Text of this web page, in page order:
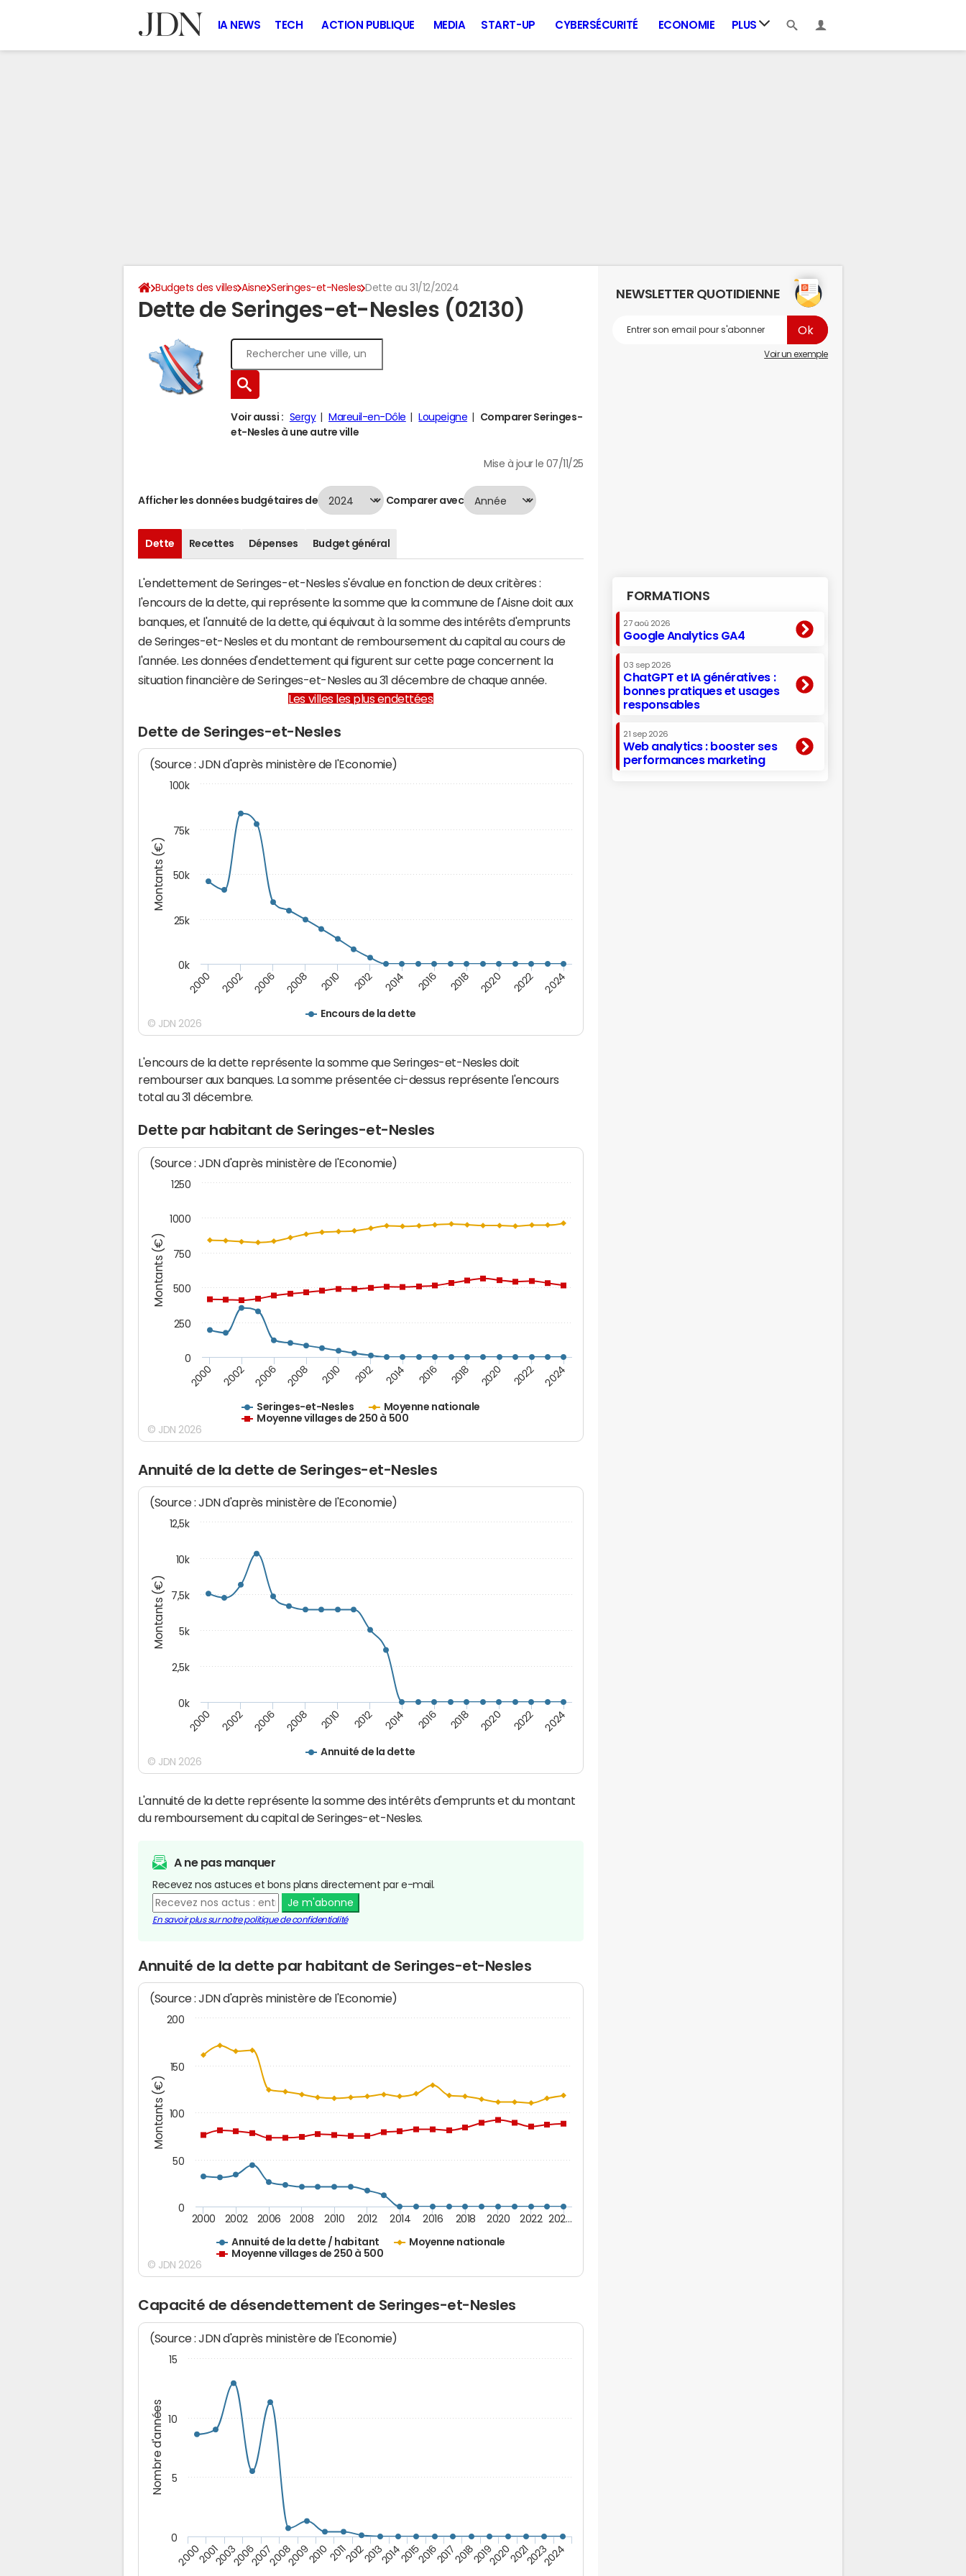
IA NEWS TECH ACTION PUBLIQUE MEDIA START-UP CYBERSÉCURITÉ ECONOMIE PLUS
Budgets des villes Aisne Seringes-et-Nesles Dette au 31/12/2024
Dette de Seringes-et-Nesles (02130)
Voir aussi : Sergy Mareuil-en-Dôle Loupeigne
Comparer Seringes-
et-Nesles à une autre ville
Mise à jour le 07/11/25
Afficher les données budgétaires de Comparer avec
Dette Recettes Dépenses Budget général
L'endettement de Seringes-et-Nesles s'évalue en fonction de deux critères :
l'encours de la dette, qui représente la somme que la commune de l'Aisne doit aux
banques, et l'annuité de la dette, qui équivaut à la somme des intérêts d'emprunts
de Seringes-et-Nesles et du montant de remboursement du capital au cours de
l'année. Les données d'endettement qui figurent sur cette page concernent la
situation financière de Seringes-et-Nesles au 31 décembre de chaque année.
Les villes les plus endettées
Dette de Seringes-et-Nesles
Montants (€)
(Source : JDN d'après ministère de l'Economie)
Encours de la dette
2000 2002 2006 2008 2010 2012 2014 2016 2018 2020 2022 2024
0k
25k
50k
75k
100k
© JDN 2026
L'encours de la dette représente la somme que Seringes-et-Nesles doit
rembourser aux banques. La somme présentée ci-dessus représente l'encours
total au 31 décembre.
Dette par habitant de Seringes-et-Nesles
Montants (€)
(Source : JDN d'après ministère de l'Economie)
Seringes-et-Nesles
Moyenne nationale
Moyenne villages de 250 à 500
2000 2002 2006 2008 2010 2012 2014 2016 2018 2020 2022 2024
0
250
500
750
1000
1250
© JDN 2026
Annuité de la dette de Seringes-et-Nesles
Montants (€)
(Source : JDN d'après ministère de l'Economie)
Annuité de la dette
2000 2002 2006 2008 2010 2012 2014 2016 2018 2020 2022 2024
0k
2,5k
5k
7,5k
10k
12,5k
© JDN 2026
L'annuité de la dette représente la somme des intérêts d'emprunts et du montant
du remboursement du capital de Seringes-et-Nesles.
A ne pas manquer
Recevez nos astuces et bons plans directement par e-mail.
Je m'abonne
En savoir plus sur notre politique de confidentialité
Annuité de la dette par habitant de Seringes-et-Nesles
Montants (€)
(Source : JDN d'après ministère de l'Economie)
Annuité de la dette / habitant
Moyenne nationale
Moyenne villages de 250 à 500
2000 2002 2006 2008 2010 2012 2014 2016 2018 2020 2022 202…
0
50
100
150
200
© JDN 2026
Capacité de désendettement de Seringes-et-Nesles
Nombre d'années
(Source : JDN d'après ministère de l'Economie)
200020012003200620072008200920102011201220132014201520162017201820192020202120232024
0
5
10
15
NEWSLETTER QUOTIDIENNE
Voir un exemple
FORMATIONS
27 aoû 2026
Google Analytics GA4
03 sep 2026
ChatGPT et IA génératives :
bonnes pratiques et usages
responsables
21 sep 2026
Web analytics : booster ses
performances marketing